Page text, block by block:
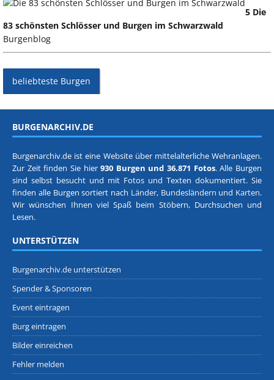
5 Die
83 schönsten Schlösser und Burgen im Schwarzwald
Burgenblog
beliebteste Burgen
BURGENARCHIV.DE
Burgenarchiv.de ist eine Website über mittelalterliche Wehranlagen.
Zur Zeit finden Sie hier930 Burgen und 36.871 Fotos. Alle Burgen
sind selbst besucht und mit Fotos und Texten dokumentiert. Sie
finden alle Burgen sortiert nach Länder, Bundesländern und Karten.
Wir wünschen Ihnen viel Spaß beim Stöbern, Durchsuchen und
Lesen.
UNTERSTÜTZEN
Burgenarchiv.de unterstützen
Spender & Sponsoren
Event eintragen
Burg eintragen
Bilder einreichen
Fehler melden